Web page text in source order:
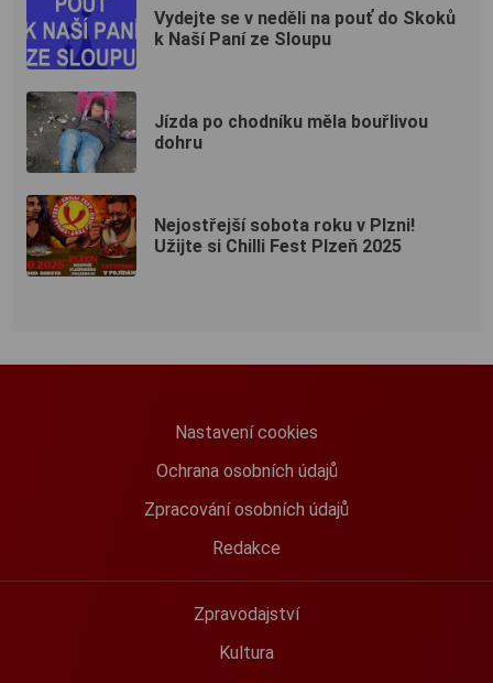
Vydejte se v neděli na pouť do Skoků
k Naší Paní ze Sloupu
Jízda po chodníku měla bouřlivou
dohru
Nejostřejší sobota roku v Plzni!
Užijte si Chilli Fest Plzeň 2025
Nastavení cookies
Ochrana osobních údajů
Zpracování osobních údajů
Redakce
Zpravodajství
Kultura